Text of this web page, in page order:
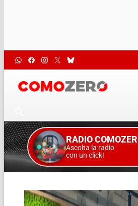
RADIO
Ascolta la radio
con un click!